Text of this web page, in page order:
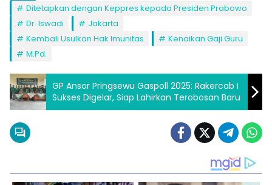
Ditetapkan dengan Keppres kepada Presiden Prabowo
Dr. Iswadi
Jakarta
Kembali Usulkan Hak Imunitas
Kenaikan Gaji Guru
M.Pd.
GP Ansor Pringsewu Gaspoll 2025: Rakercab I
Sukses Digelar, Siap Lahirkan Terobosan Baru